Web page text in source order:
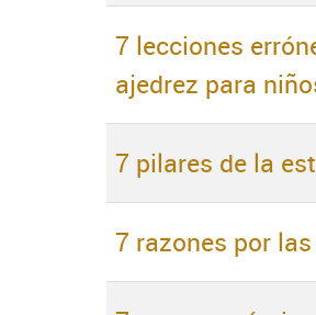
7 lecciones
ajedrez para
7 pilares de la
7 razones por